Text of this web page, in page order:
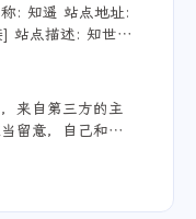
站点地址:
来自第三方的主
留意，自己和用ai